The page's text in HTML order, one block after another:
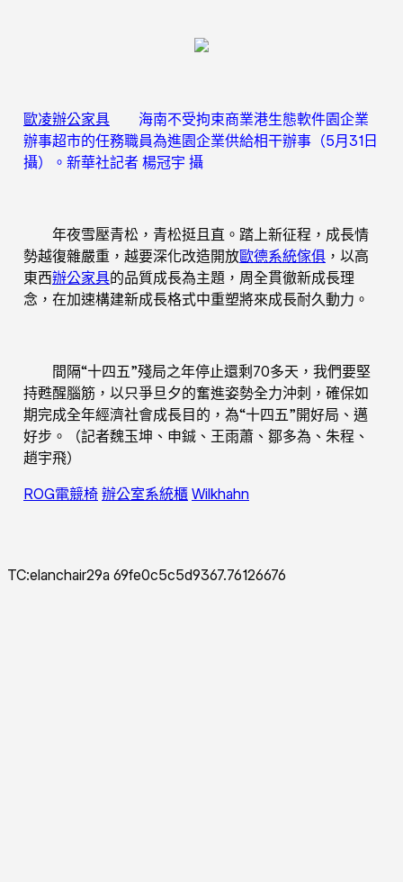
歐凌辦公家具 海南不受拘束商業港生態軟件園企業
辦事超市的任務職員為進園企業供給相干辦事（5月31日
攝）。新華社記者 楊冠宇 攝
年夜雪壓青松，青松挺且直。踏上新征程，成長情
勢越復雜嚴重，越要深化改造開放歐德系統傢俱 ，以高
東西辦公家具的品質成長為主題，周全貫徹新成長理
念，在加速構建新成長格式中重塑將來成長耐久動力。
間隔“十四五”殘局之年停止還剩70多天，我們要堅
持甦醒腦筋，以只爭旦夕的奮進姿勢全力沖刺，確保如
期完成全年經濟社會成長目的，為“十四五”開好局、邁
好步。（記者魏玉坤、申鋮、王雨蕭、鄒多為、朱程、
趙宇飛）
ROG電競椅 辦公室系統櫃 Wilkhahn
TC:elanchair29a 69fe0c5c5d9367.76126676